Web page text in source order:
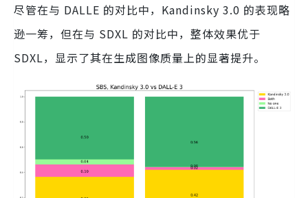
尽管在与 DALLE 的对比中，Kandinsky 3.0 的表现略
逊一筹，但在与 SDXL 的对比中，整体效果优于
SDXL，显示了其在生成图像质量上的显著提升。